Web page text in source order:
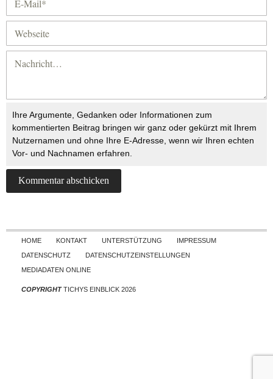
Ihre Argumente, Gedanken oder Informationen zum
kommentierten Beitrag bringen wir ganz oder gekürzt mit Ihrem
Nutzernamen und ohne Ihre E-Adresse, wenn wir Ihren echten
Vor- und Nachnamen erfahren.
Skip to content
HOME KONTAKT UNTERSTÜTZUNG
IMPRESSUM
DATENSCHUTZ
DATENSCHUTZEINSTELLUNGEN
MEDIADATEN ONLINE
COPYRIGHTTICHYS EINBLICK 2026